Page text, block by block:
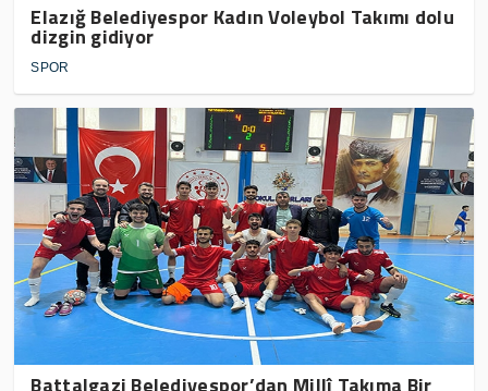
Elazığ Belediyespor Kadın Voleybol Takımı dolu
dizgin gidiyor
SPOR